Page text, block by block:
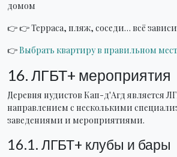
домом
👉 👉 Терраса, пляж, соседи… всё
👉Выбрать квартиру в правильном
16. ЛГБТ+ мероприятия
Деревня нудистов Кап-д'Агд является
направлением с несколькими
заведениями и мероприятиями.
16.1. ЛГБТ+ клубы и бары